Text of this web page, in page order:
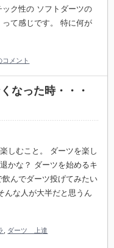
ク性の ソフトダーツの
て感じです。 特に何が
コメント
なった時・・・
しむこと。 ダーツを楽し
かな？ ダーツを始めるキ
んでダーツ投げてみたい
んな人が大半だと思うん
ダーツ 上達